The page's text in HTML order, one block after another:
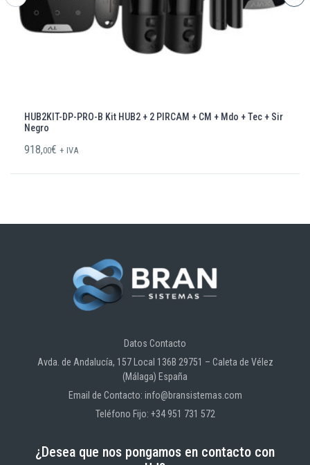
HUB2KIT-DP-PRO-B Kit HUB2 + 2 PIRCAM + CM + Mdo + Tec + Sir
Negro
918,00€ + IVA
Datos Contacto
Avda. de Andalucía, 157 Local 136B 29751 – Caleta de Vélez
(Málaga) España
Email de Contacto: info@bransistemas.com
Teléfono Fijo: +34 951 731 572
¿Desea que nos pongamos en contacto con